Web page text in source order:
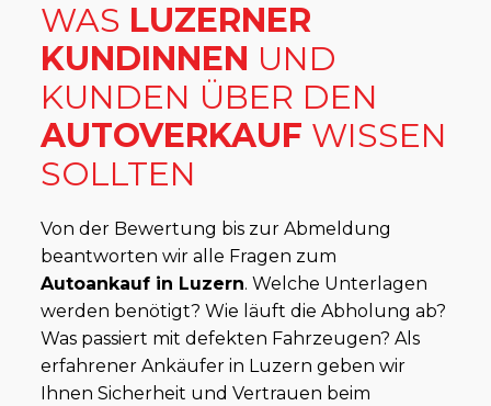
WAS LUZERNER
KUNDINNEN UND
KUNDEN ÜBER DEN
AUTOVERKAUF WISSEN
SOLLTEN
Von der Bewertung bis zur Abmeldung
beantworten wir alle Fragen zum
Autoankauf in Luzern. Welche Unterlagen
werden benötigt? Wie läuft die Abholung ab?
Was passiert mit defekten Fahrzeugen? Als
erfahrener Ankäufer in Luzern geben wir
Ihnen Sicherheit und Vertrauen beim